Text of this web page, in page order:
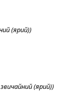
(ярий))
(ярий))